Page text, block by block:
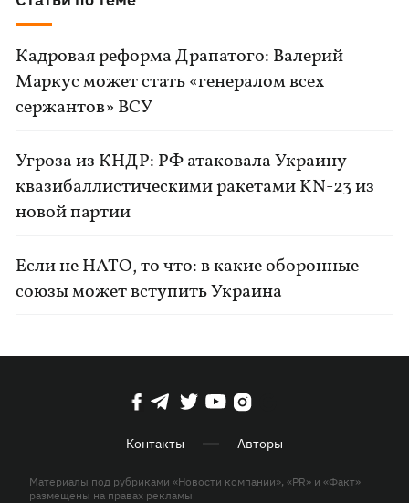
Кадровая реформа Драпатого: Валерий
Маркус может стать «генералом всех
сержантов» ВСУ
Угроза из КНДР: РФ атаковала Украину
квазибаллистическими ракетами KN-23 из
новой партии
Если не НАТО, то что: в какие оборонные
союзы может вступить Украина
Контакты Авторы
Материалы под рубриками «Новости компании», «PR» и «Факт»
размещены на правах рекламы